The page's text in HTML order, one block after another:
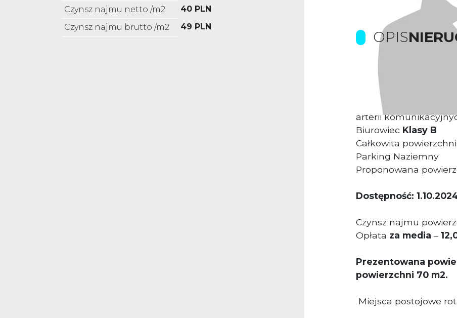
Czynsz najmu netto /m2
40 PLN
Czynsz najmu brutto /m2
49 PLN
OPIS
Prowizje dla biura
Kompleks biurowy
arterii
Biurowiec Klasy B
Całkowita
Parking Naziemny
Proponowana
Dostępność:
Czynsz najmu
Opłata za media – 12
Prezentowana
powierzchni 70 m2.
Miejsca postojowe